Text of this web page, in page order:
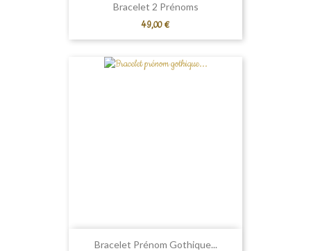
Bracelet 2 Prénoms
Prix
49,00 €
Bracelet Prénom Gothique...